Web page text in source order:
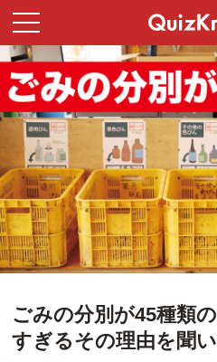
ごみの分別が45種類
すぎるその理由を聞